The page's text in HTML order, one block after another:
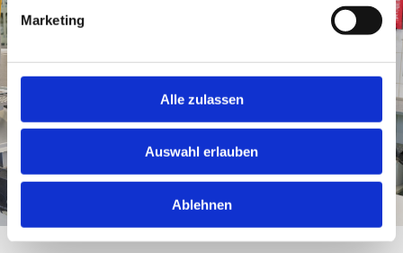
Marketing
Alle zulassen
Auswahl erlauben
Ablehnen